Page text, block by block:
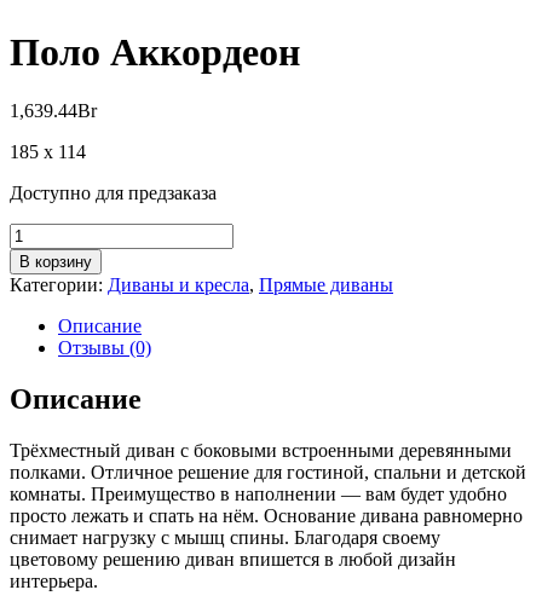
Поло Аккордеон
1,639.44Br
185 х 114
Доступно для предзаказа
Количество
товара
Поло
Аккордеон
В корзину
Категории: Диваны и кресла, Прямые диваны
Описание
Отзывы (0)
Описание
Трёхместный диван с боковыми встроенными деревянными
полками. Отличное решение для гостиной, спальни и детской
комнаты. Преимущество в наполнении — вам будет удобно
просто лежать и спать на нём. Основание дивана равномерно
снимает нагрузку с мышц спины. Благодаря своему
цветовому решению диван впишется в любой дизайн
интерьера.